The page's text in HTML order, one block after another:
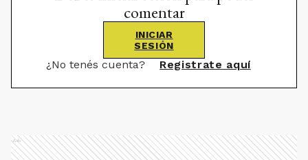
comentar
INICIAR
SESIÓN
¿No tenés cuenta? Registrate aquí
Ads